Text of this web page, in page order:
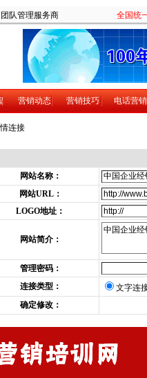
售培训团队管理服务商 全国统
营销动态 营销技巧 电话营销
连接
网站名称：
网站URL：
LOGO地址：
网站简介：
管理密码：
连接类型：
文字
确定修改：